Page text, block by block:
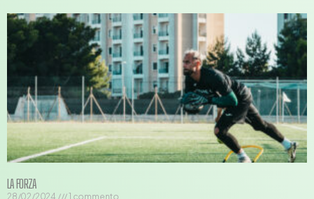
LA FORZA
28/02/2024 1 commento